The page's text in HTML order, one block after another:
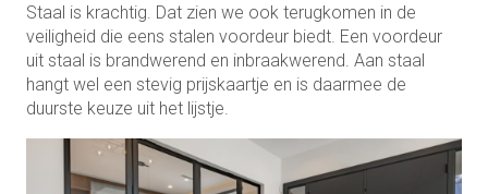
Staal is krachtig. Dat zien we ook terugkomen in de
veiligheid die eens stalen voordeur biedt. Een voordeur
uit staal is brandwerend en inbraakwerend. Aan staal
hangt wel een stevig prijskaartje en is daarmee de
duurste keuze uit het lijstje.